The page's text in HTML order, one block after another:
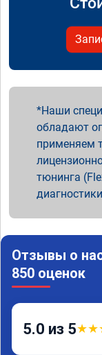
Наши
обладают
применяем
тюнинга
Отзывы о
850 оценок
5.0 из 5★★